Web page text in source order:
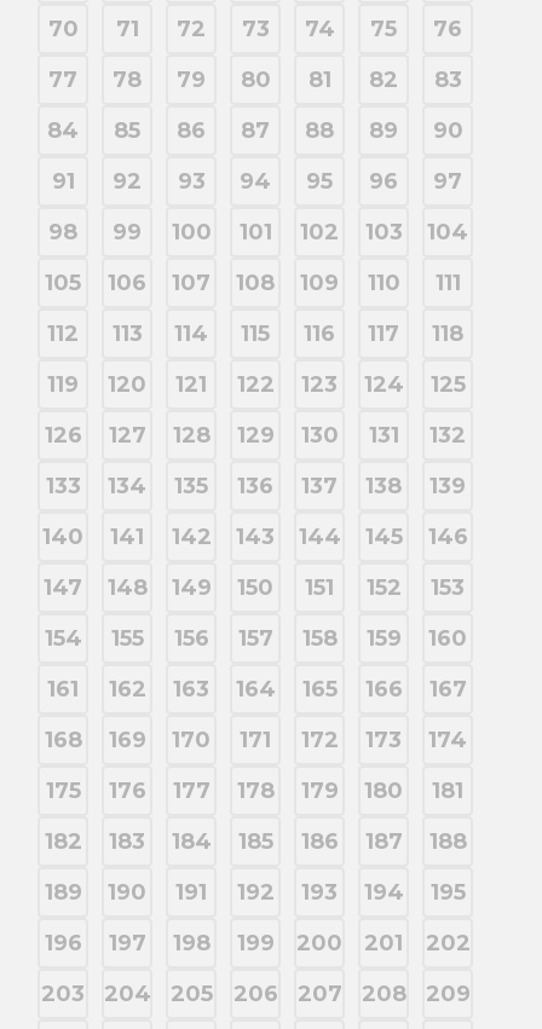
70
71 72 73 74 75
76
77
78 79 80 81 82
83
84
85 86 87 88 89
90
91
92 93 94 95 96
97
98
99 100 101 102 103
104
105
106 107 108 109 110
111
112
113 114 115 116 117
118
119
120 121 122 123 124
125
126
127 128 129 130 131
132
133
134 135 136 137 138
139
140
141 142 143 144 145
146
147
148 149 150 151 152
153
154
155 156 157 158 159
160
161
162 163 164 165 166
167
168
169 170 171 172 173
174
175
176 177 178 179 180
181
182
183 184 185 186 187
188
189
190 191 192 193 194
195
196
197 198 199 200 201
202
203
204 205 206 207 208 209